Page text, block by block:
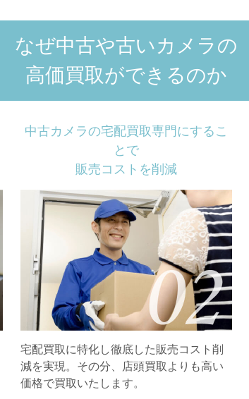
なぜ中古や古いカメラの
高価買取ができるのか
中古カメラの宅配買取専門にするこ
とで
販売コストを削減
宅配買取に特化し徹底した販売コスト削
減を実現。その分、店頭買取よりも高い
価格で買取いたします。